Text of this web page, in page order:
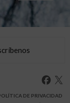
DE PRIVACIDAD